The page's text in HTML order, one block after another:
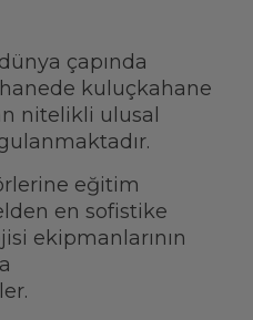
çapında
kuluçkahane
nitelikli ulusal
eğitim
en sofistike
ekipmanlarının